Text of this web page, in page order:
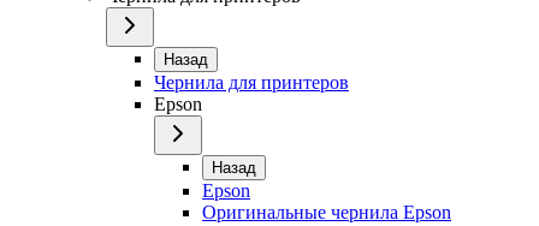
Назад
Чернила для принтеров
Epson
Назад
Epson
Оригинальные чернила Epson